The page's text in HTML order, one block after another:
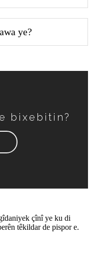
ye?
bixebitin?
çînî ye ku di
têkildar de pispor e.